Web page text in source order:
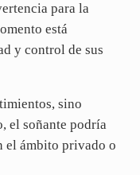
para la
está
y control de sus
sino
el soñante podría
el ámbito privado o